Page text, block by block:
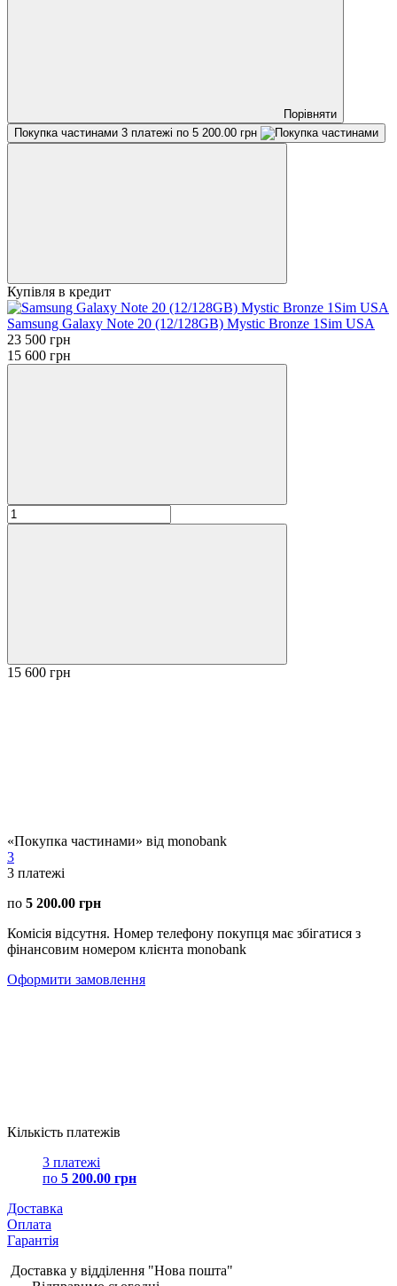
Порівняти
Покупка частинами 3 платежі по 5 200.00 грн
Купівля в кредит
Samsung Galaxy Note 20 (12/128GB) Mystic Bronze 1Sim USA
23 500 грн
15 600 грн
15 600 грн
«Покупка частинами» від monobank
3
3 платежі
по 5 200.00 грн
Комісія відсутня. Номер телефону покупця має збігатися з
фінансовим номером клієнта monobank
Оформити замовлення
Кількість платежів
3 платежі
по 5 200.00 грн
Доставка
Оплата
Гарантія
Доставка у відділення "Нова пошта"